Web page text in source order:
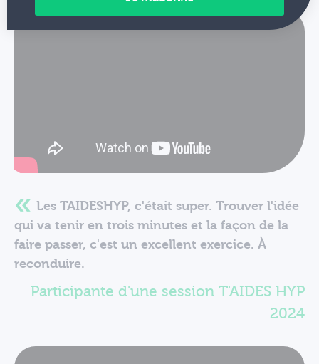
Les TAIDESHYP, c'était super. Trouver l'idée
qui va tenir en trois minutes et la façon de la
faire passer, c'est un excellent exercice. À
reconduire.
Participante d'une session T'AIDES HYP
2024